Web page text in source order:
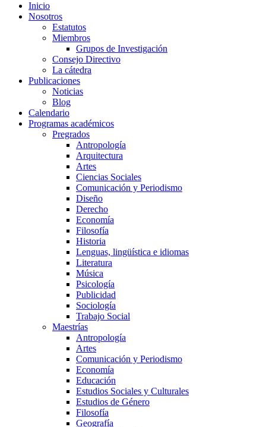
Inicio
Nosotros
Estatutos
Miembros
Grupos de Investigación
Consejo Directivo
La cátedra
Publicaciones
Noticias
Blog
Calendario
Programas académicos
Pregrados
Antropología
Arquitectura
Artes
Ciencias Sociales
Comunicación y Periodismo
Diseño
Derecho
Economía
Filosofía
Historia
Lenguas, lingüística e idiomas
Literatura
Música
Psicología
Publicidad
Sociología
Trabajo Social
Maestrías
Antropología
Artes
Comunicación y Periodismo
Economía
Educación
Estudios Sociales y Culturales
Estudios de Género
Filosofía
Geografía